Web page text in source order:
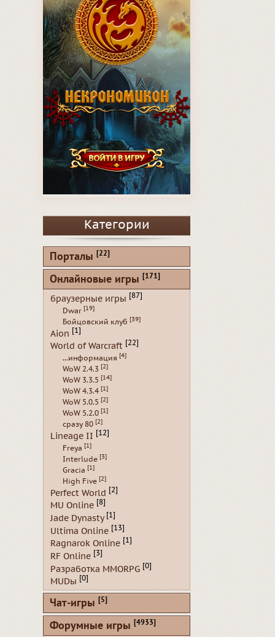
Категории
Порталы [22]
Онлайновые игры [171]
браузерные игры [87]
Dwar [19]
Бойцовский клуб [39]
Aion [1]
World of Warcraft [22]
...информация [4]
WoW 2.4.3 [2]
WoW 3.3.5 [14]
WoW 4.3.4 [1]
WoW 5.0.5 [2]
WoW 5.2.0 [1]
сразу 80 [2]
Lineage II [12]
Freya [1]
Interlude [3]
Gracia [1]
High Five [2]
Perfect World [2]
MU Online [8]
Jade Dynasty [1]
Ultima Online [13]
Ragnarok Online [1]
RF Online [3]
Разработка MMORPG [0]
MUDы [0]
Чат-игры [5]
Форумные игры [4933]